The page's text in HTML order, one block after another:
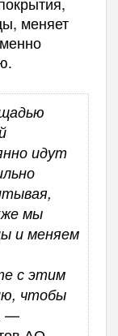
меняет
идут
мы
и меняем
с этим
чтобы
—